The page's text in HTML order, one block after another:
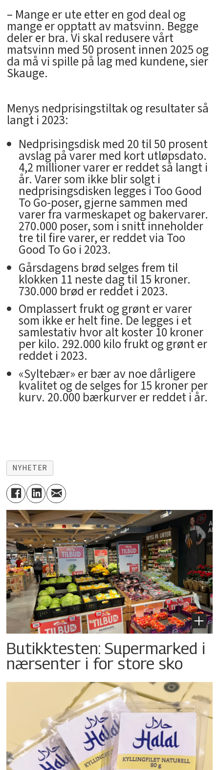
– Mange er ute etter en god deal og
mange er opptatt av matsvinn. Begge
deler er bra. Vi skal redusere vårt
matsvinn med 50 prosent innen 2025 og
da må vi spille på lag med kundene, sier
Skauge.
Menys nedprisingstiltak og resultater så
langt i 2023:
Nedprisingsdisk med 20 til 50 prosent
avslag på varer med kort utløpsdato.
4,2 millioner varer er reddet så langt i
år. Varer som ikke blir solgt i
nedprisingsdisken legges i Too Good
To Go-poser, gjerne sammen med
varer fra varmeskapet og bakervarer.
270.000 poser, som i snitt inneholder
tre til fire varer, er reddet via Too
Good To Go i 2023.
Gårsdagens brød selges frem til
klokken 11 neste dag til 15 kroner.
730.000 brød er reddet i 2023.
Omplassert frukt og grønt er varer
som ikke er helt fine. De legges i et
samlestativ hvor alt koster 10 kroner
per kilo. 292.000 kilo frukt og grønt er
reddet i 2023.
«Syltebær» er bær av noe dårligere
kvalitet og de selges for 15 kroner per
kurv. 20.000 bærkurver er reddet i år.
NYHETER
Butikktesten: Supermarked i
nærsenter i for store sko